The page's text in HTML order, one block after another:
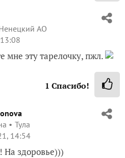
АО
мне эту тарелочку, пжл.
1 Спасибо!
Тула
14:54
На здоровье)))